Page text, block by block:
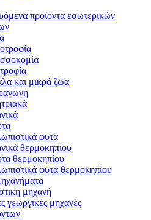
προϊόντα εσωτερικών
και μικρά ζώα
φυτά
θερμοκηπίου
θερμοκηπίου
φυτά θερμοκηπίου
μηχανή
γεωργικές μηχανές